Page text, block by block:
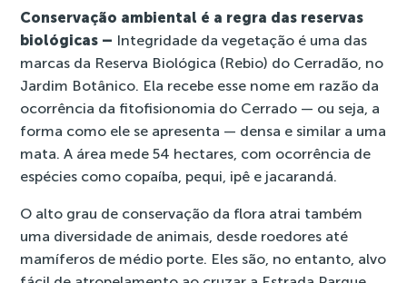
Conservação ambiental é a regra das reservas
biológicas – Integridade da vegetação é uma das
marcas da Reserva Biológica (Rebio) do Cerradão, no
Jardim Botânico. Ela recebe esse nome em razão da
ocorrência da fitofisionomia do Cerrado — ou seja, a
forma como ele se apresenta — densa e similar a uma
mata. A área mede 54 hectares, com ocorrência de
espécies como copaíba, pequi, ipê e jacarandá.
O alto grau de conservação da flora atrai também
uma diversidade de animais, desde roedores até
mamíferos de médio porte. Eles são, no entanto, alvo